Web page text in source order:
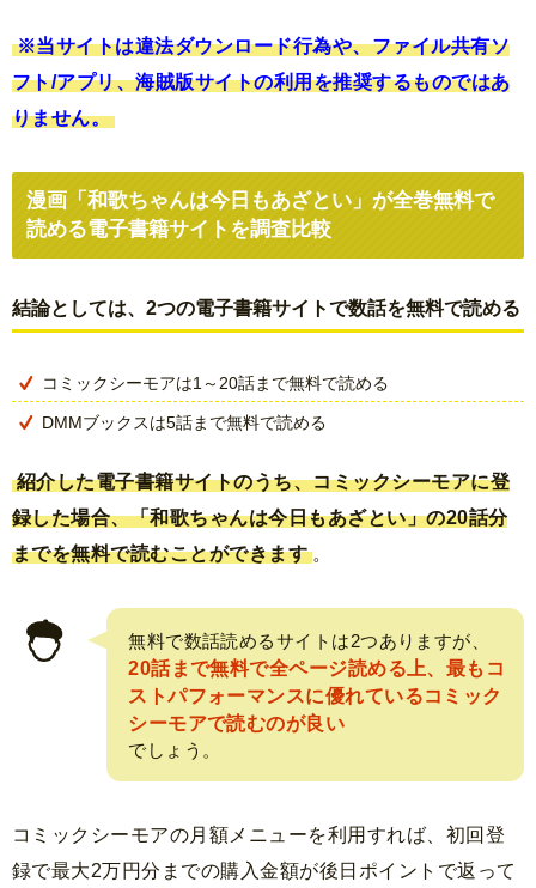
※当サイトは違法ダウンロード行為や、ファイル共有ソ
フト/アプリ、海賊版サイトの利用を推奨するものではあ
りません。
漫画「和歌ちゃんは今日もあざとい」が全巻無料で
読める電子書籍サイトを調査比較
結論としては、2つの電子書籍サイトで数話を無料で読める
コミックシーモアは1～20話まで無料で読める
DMMブックスは5話まで無料で読める
紹介した電子書籍サイトのうち、コミックシーモアに登
録した場合、「和歌ちゃんは今日もあざとい」の20話分
までを無料で読むことができます 。
無料で数話読めるサイトは2つありますが、
20話まで無料で全ページ読める上、最もコ
ストパフォーマンスに優れているコミック
シーモアで読むのが良い
でしょう。
コミックシーモアの月額メニューを利用すれば、初回登
録で最大2万円分までの購入金額が後日ポイントで返って